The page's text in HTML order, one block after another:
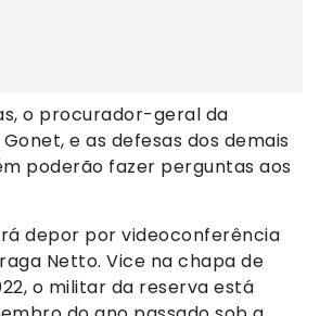
o procurador-geral da
e as defesas dos demais
poderão fazer perguntas aos
depor por videoconferência
Netto. Vice na chapa de
o militar da reserva está